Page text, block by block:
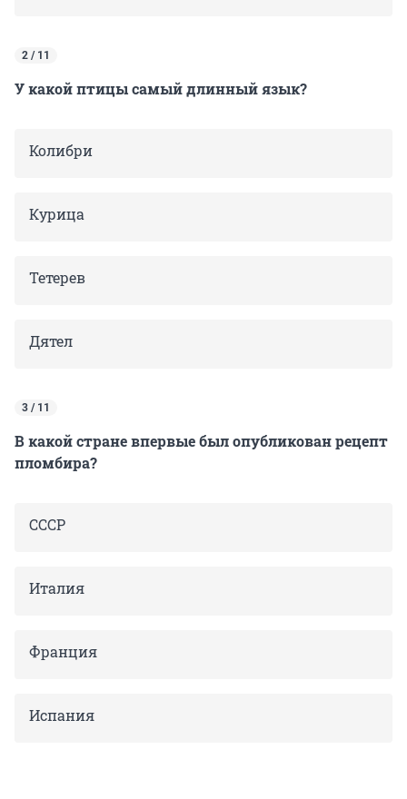
2 / 11
У какой птицы самый длинный язык?
Колибри
Курица
Тетерев
Дятел
3 / 11
В какой стране впервые был опубликован рецепт
пломбира?
СССР
Италия
Франция
Испания